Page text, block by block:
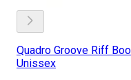
Quadro Groove Riff
Unissex